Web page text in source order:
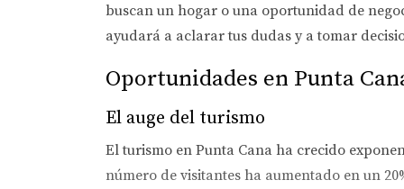
buscan un hogar o una oportunidad de
ayudará a aclarar tus dudas y a tomar
Oportunidades en Punta
El auge del turismo
El turismo en Punta Cana ha crecido
número de visitantes ha aumentado en un